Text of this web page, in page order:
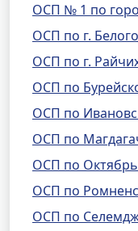
ОСП № 1 по
ОСП по г.
ОСП по г.
ОСП по
ОСП по
ОСП по
ОСП по
ОСП по
ОСП по